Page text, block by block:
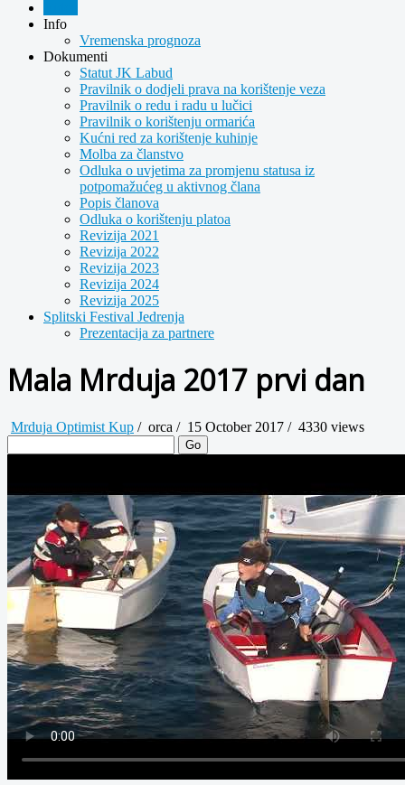
Info
Vremenska prognoza
Dokumenti
Statut JK Labud
Pravilnik o dodjeli prava na korištenje veza
Pravilnik o redu i radu u lučici
Pravilnik o korištenju ormarića
Kućni red za korištenje kuhinje
Molba za članstvo
Odluka o uvjetima za promjenu statusa iz
potpomažućeg u aktivnog člana
Popis članova
Odluka o korištenju platoa
Revizija 2021
Revizija 2022
Revizija 2023
Revizija 2024
Revizija 2025
Splitski Festival Jedrenja
Prezentacija za partnere
Mala Mrduja 2017 prvi dan
Mrduja Optimist Kup / orca / 15 October 2017 / 4330 views
Go